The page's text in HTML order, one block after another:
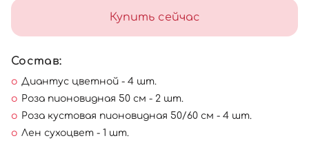
Купить сейчас
Состав:
Диантус цветной - 4 шт.
Роза пионовидная 50 см - 2 шт.
Роза кустовая пионовидная 50/60 см - 4 шт.
Лен сухоцвет - 1 шт.